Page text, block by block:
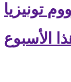
تونيزيا
الأسبوع